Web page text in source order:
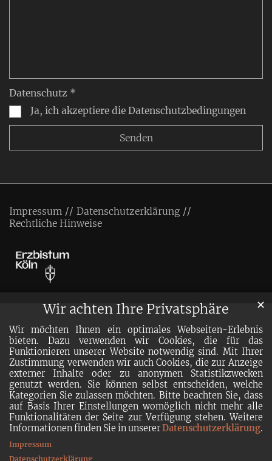
Wir achten Ihre Privatsphäre
Wir möchten Ihnen ein optimales Webseiten-Erlebnis
bieten. Dazu verwenden wir Cookies, die für das
Funktionieren unserer Website notwendig sind. Mit Ihrer
Zustimmung verwenden wir auch Cookies, die zur Anzeige
externer Inhalte oder zu anonymen Statistikzwecken
genutzt werden. Sie können selbst entscheiden, welche
Kategorien Sie zulassen möchten. Bitte beachten Sie, dass
auf Basis Ihrer Einstellungen womöglich nicht mehr alle
Funktionalitäten der Seite zur Verfügung stehen. Weitere
Informationen finden Sie in unsererDatenschutzerklärung.
✕
Impressum
Datenschutzerklärung
Datenschutz *
Ja, ich akzeptiere die Datenschutzbedingungen
Impressum
Datenschutzerklärung
Rechtliche Hinweise